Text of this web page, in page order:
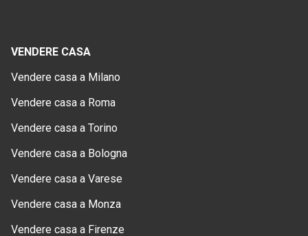
VENDERE CASA
Vendere casa a Milano
Vendere casa a Roma
Vendere casa a Torino
Vendere casa a Bologna
Vendere casa a Varese
Vendere casa a Monza
Vendere casa a Firenze